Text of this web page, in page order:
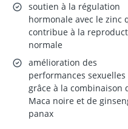
soutien à la régulation
hormonale avec le zinc
contribue à la
normale
amélioration des
performances sexuelles
grâce à la combinaison
Maca noire et de
panax